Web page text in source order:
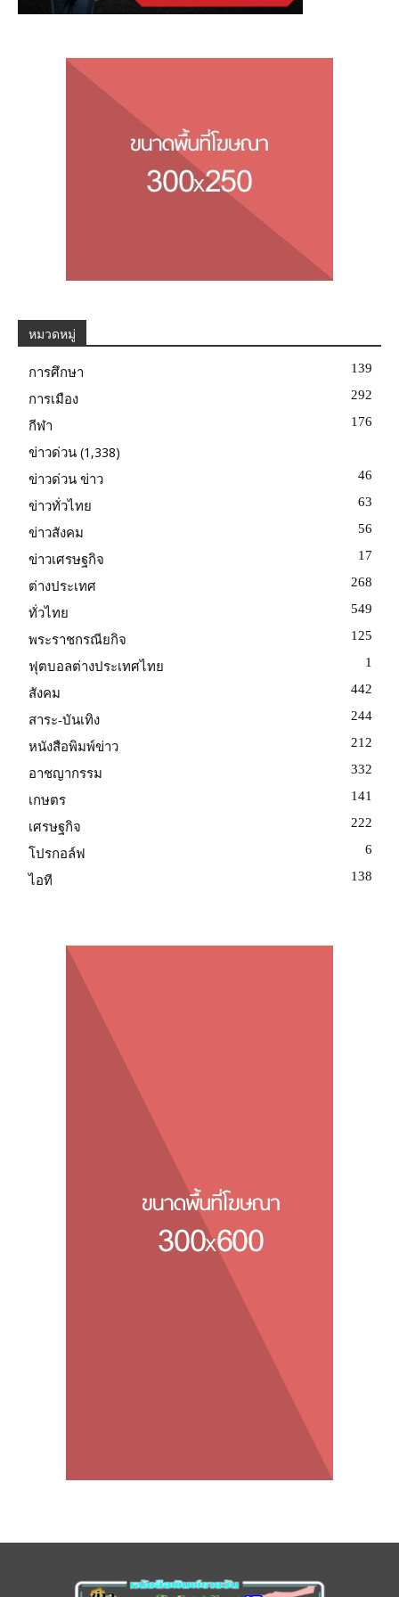
หมวดหมู่
การศึกษา 139
การเมือง 292
กีฬา 176
ข่าวด่วน (1,338)
ข่าวด่วน ข่าว 46
ข่าวทั่วไทย 63
ข่าวสังคม 56
ข่าวเศรษฐกิจ 17
ต่างประเทศ 268
ทั่วไทย 549
พระราชกรณียกิจ 125
ฟุตบอลต่างประเทศไทย 1
สังคม 442
สาระ-บันเทิง 244
หนังสือพิมพ์ข่าว 212
อาชญากรรม 332
เกษตร 141
เศรษฐกิจ 222
โปรกอล์ฟ 6
ไอที 138